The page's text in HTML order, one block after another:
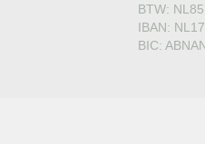
BTW:
IBAN:
BIC: